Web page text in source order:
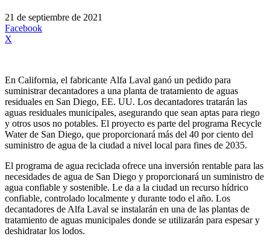
21 de septiembre de 2021
Facebook
X
En California, el fabricante Alfa Laval ganó un pedido para
suministrar decantadores a una planta de tratamiento de aguas
residuales en San Diego, EE. UU. Los decantadores tratarán las
aguas residuales municipales, asegurando que sean aptas para riego
y otros usos no potables. El proyecto es parte del programa Recycle
Water de San Diego, que proporcionará más del 40 por ciento del
suministro de agua de la ciudad a nivel local para fines de 2035.
El programa de agua reciclada ofrece una inversión rentable para las
necesidades de agua de San Diego y proporcionará un suministro de
agua confiable y sostenible. Le da a la ciudad un recurso hídrico
confiable, controlado localmente y durante todo el año. Los
decantadores de Alfa Laval se instalarán en una de las plantas de
tratamiento de aguas municipales donde se utilizarán para espesar y
deshidratar los lodos.